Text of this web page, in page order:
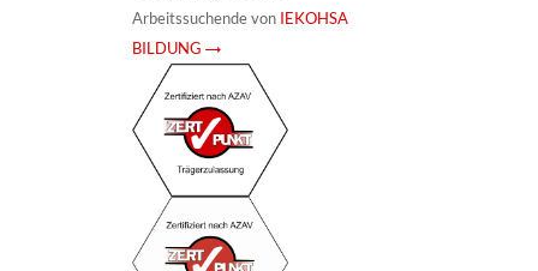
Arbeitssuchende von IEKOHSA
BILDUNG →